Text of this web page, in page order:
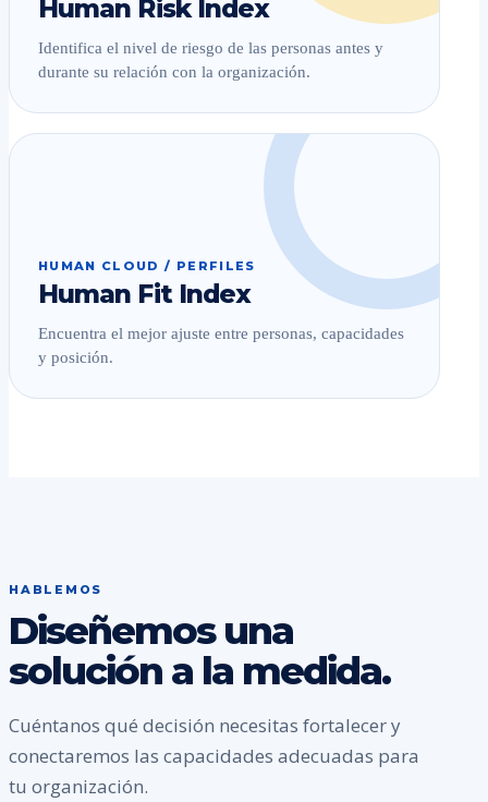
Human Risk Index
Identifica el nivel de riesgo de las personas antes y
durante su relación con la organización.
HUMAN CLOUD / PERFILES
Human Fit Index
Encuentra el mejor ajuste entre personas, capacidades
y posición.
HABLEMOS
Diseñemos una
solución a la medida.
Cuéntanos qué decisión necesitas fortalecer y
conectaremos las capacidades adecuadas para
tu organización.